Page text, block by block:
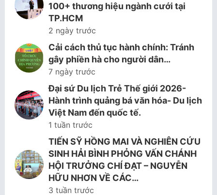
100+ thương hiệu ngành cưới tại
TP.HCM
2 ngày trước
Cải cách thủ tục hành chính: Tránh
gây phiền hà cho người dân…
7 ngày trước
Đại sứ Du lịch Trẻ Thế giới 2026-
Hành trình quảng bá văn hóa- Du lịch
Việt Nam đến quốc tế.
1 tuần trước
TIẾN SỸ HỒNG MAI VÀ NGHIÊN CỨU
SINH HẢI BÌNH PHỎNG VẤN CHÁNH
HỘI TRƯỞNG CHÍ ĐẠT – NGUYỄN
HỮU NHƠN VỀ CÁC…
3 tuần trước